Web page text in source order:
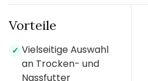
Vorteile
✓ Vielseitige Auswahl
an Trocken- und
Nassfutter